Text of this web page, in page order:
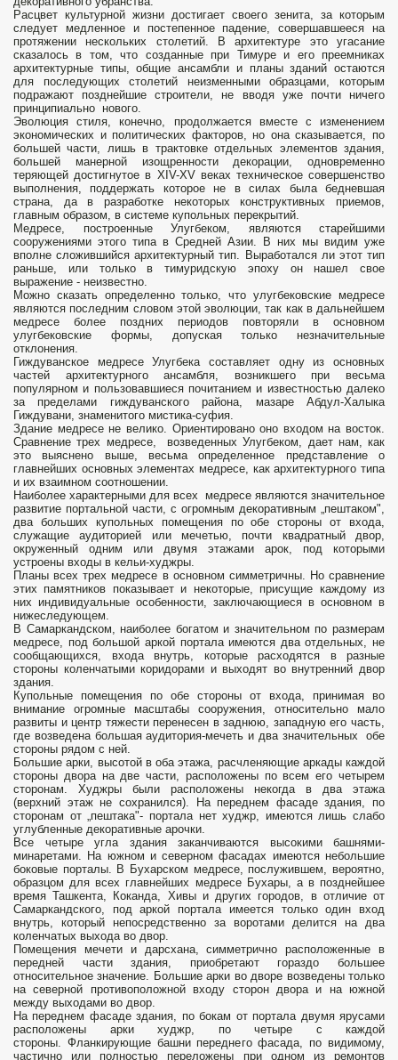
Расцвет культурной жизни достигает своего зенита, за которым
следует медленное и постепенное падение, совершавшееся на
протяжении нескольких столетий. В архитектуре это угасание
сказалось в том, что созданные при Тимуре и его преемниках
архитектурные типы, общие ансамбли и планы зданий остаются
для последующих столетий неизменными образцами, которым
подражают позднейшие строители, не вводя уже почти ничего
принципиально нового.
Эволюция стиля, конечно, продолжается вместе с изменением
экономических и политических факторов, но она сказывается, по
большей части, лишь в трактовке отдельных элементов здания,
большей манерной изощренности декорации, одновременно
теряющей достигнутое в XIV-XV веках техническое совершенство
выполнения, поддержать которое не в силах была бедневшая
страна, да в разработке некоторых конструктивных приемов,
главным образом, в системе купольных перекрытий.
Медресе, построенные Улугбеком, являются старейшими
сооружениями этого типа в Средней Азии. В них мы видим уже
вполне сложившийся архитектурный тип. Выработался ли этот тип
раньше, или только в тимуридскую эпоху он нашел свое
выражение - неизвестно.
Можно сказать определенно только, что улугбековские медресе
являются последним словом этой эволюции, так как в дальнейшем
медресе более поздних периодов повторяли в основном
улугбековские формы, допуская только незначительные
отклонения.
Гиждуванское медресе Улугбека составляет одну из основных
частей архитектурного ансамбля, возникшего при весьма
популярном и пользовавшиеся почитанием и известностью далеко
за пределами гиждуванского района, мазаре Абдул-Халыка
Гиждувани, знаменитого мистика-суфия.
Здание медресе не велико. Ориентировано оно входом на восток.
Сравнение трех медресе, возведенных Улугбеком, дает нам, как
это выяснено выше, весьма определенное представление о
главнейших основных элементах медресе, как архитектурного типа
и их взаимном соотношении.
Наиболее характерными для всех медресе являются значительное
развитие портальной части, с огромным декоративным „пештаком",
два больших купольных помещения по обе стороны от входа,
служащие аудиторией или мечетью, почти квадратный двор,
окруженный одним или двумя этажами арок, под которыми
устроены входы в кельи-худжры.
Планы всех трех медресе в основном симметричны. Но сравнение
этих памятников показывает и некоторые, присущие каждому из
них индивидуальные особенности, заключающиеся в основном в
нижеследующем.
В Самаркандском, наиболее богатом и значительном по размерам
медресе, под большой аркой портала имеются два отдельных, не
сообщающихся, входа внутрь, которые расходятся в разные
стороны коленчатыми коридорами и выходят во внутренний двор
здания.
Купольные помещения по обе стороны от входа, принимая во
внимание огромные масштабы со­оружения, относительно мало
развиты и центр тяжести перенесен в заднюю, западную его часть,
где возведена большая аудитория-мечеть и два значительных обе
стороны рядом с ней.
Большие арки, высотой в оба этажа, расчленяющие аркады каждой
стороны двора на две части, расположены по всем его четырем
сторонам. Худжры были расположены некогда в два этажа
(верхний этаж не сохранился). На переднем фасаде здания, по
сторонам от „пештака"- портала нет худжр, имеются лишь слабо
углубленные декоративные арочки.
Все четыре угла здания заканчиваются высокими башнями-
минаретами. На южном и северном фасадах имеются небольшие
боковые порталы. В Бухарском медресе, послужившем, вероятно,
образцом для всех главнейших медресе Бухары, а в позднейшее
время Ташкента, Коканда, Хивы и других городов, в отличие от
Самаркандского, под аркой портала имеется только один вход
внутрь, который непосредственно за воротами делится на два
коленчатых выхода во двор.
Помещения мечети и дарсхана, симметрично расположенные в
передней части здания, приобретают гораздо большее
относительное значение. Большие арки во дворе возведены только
на северной противоположной входу сторон двора и на южной
между выходами во двор.
На переднем фасаде здания, по бокам от портала двумя ярусами
расположены арки худжр, по четыре с каждой
стороны. Фланкирующие башни переднего фасада, по видимому,
частично или полностью переложены при одном из ремонтов